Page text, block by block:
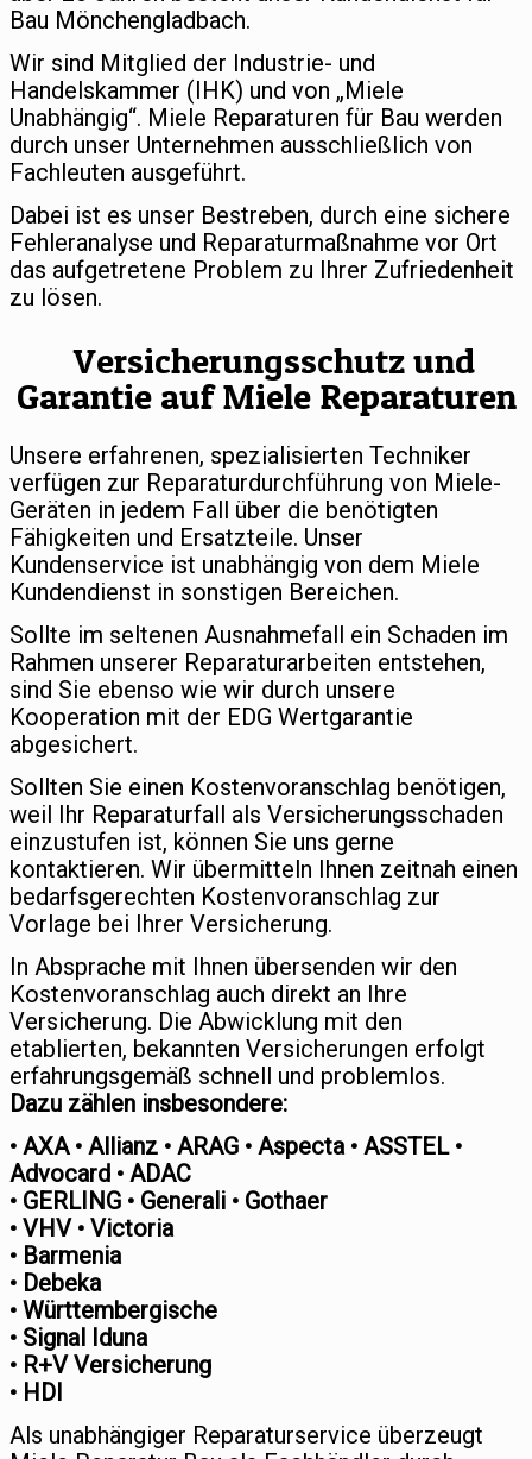
Bau Mönchengladbach.
Wir sind Mitglied der Industrie- und
Handelskammer (IHK) und von „Miele
Unabhängig“. Miele Reparaturen für Bau werden
durch unser Unternehmen ausschließlich von
Fachleuten ausgeführt.
Dabei ist es unser Bestreben, durch eine sichere
Fehleranalyse und Reparaturmaßnahme vor Ort
das aufgetretene Problem zu Ihrer Zufriedenheit
zu lösen.
Versicherungsschutz und
Garantie auf Miele Reparaturen
Unsere erfahrenen, spezialisierten Techniker
verfügen zur Reparaturdurchführung von Miele-
Geräten in jedem Fall über die benötigten
Fähigkeiten und Ersatzteile. Unser
Kundenservice ist unabhängig von dem Miele
Kundendienst in sonstigen Bereichen.
Sollte im seltenen Ausnahmefall ein Schaden im
Rahmen unserer Reparaturarbeiten entstehen,
sind Sie ebenso wie wir durch unsere
Kooperation mit der EDG Wertgarantie
abgesichert.
Sollten Sie einen Kostenvoranschlag benötigen,
weil Ihr Reparaturfall als Versicherungsschaden
einzustufen ist, können Sie uns gerne
kontaktieren. Wir übermitteln Ihnen zeitnah einen
bedarfsgerechten Kostenvoranschlag zur
Vorlage bei Ihrer Versicherung.
In Absprache mit Ihnen übersenden wir den
Kostenvoranschlag auch direkt an Ihre
Versicherung. Die Abwicklung mit den
etablierten, bekannten Versicherungen erfolgt
erfahrungsgemäß schnell und problemlos.
Dazu zählen insbesondere:
• AXA • Allianz • ARAG • Aspecta • ASSTEL •
Advocard • ADAC
• GERLING • Generali • Gothaer
• VHV • Victoria
• Barmenia
• Debeka
• Württembergische
• Signal Iduna
• R+V Versicherung
• HDI
Als unabhängiger Reparaturservice überzeugt